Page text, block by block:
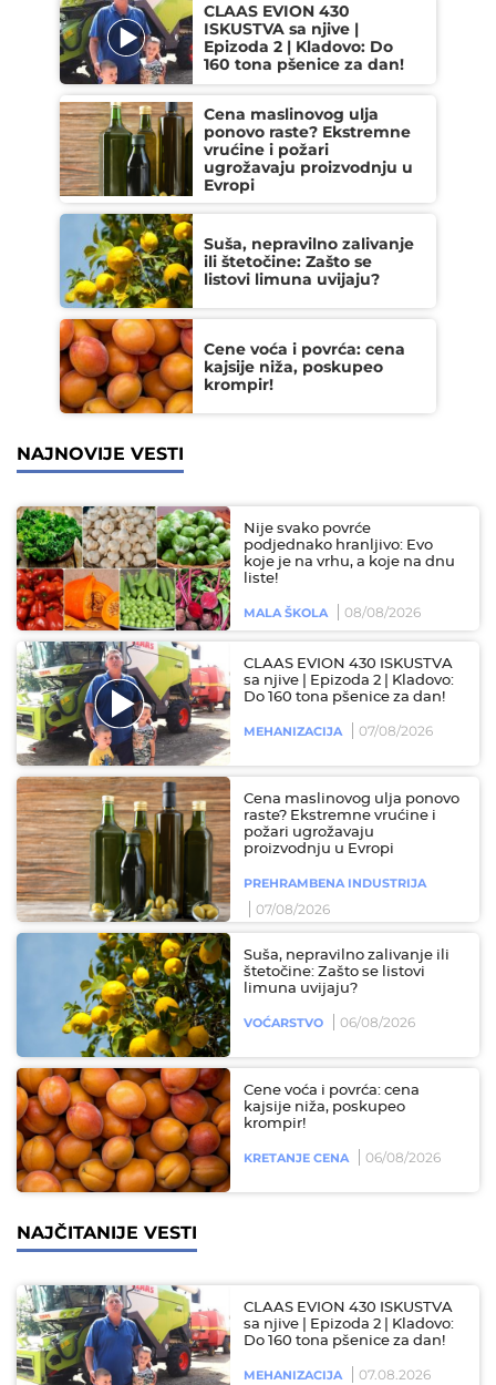
CLAAS EVION 430
ISKUSTVA sa njive |
Epizoda 2 | Kladovo: Do
160 tona pšenice za dan!
Cena maslinovog ulja
ponovo raste? Ekstremne
vrućine i požari
ugrožavaju proizvodnju u
Evropi
Suša, nepravilno zalivanje
ili štetočine: Zašto se
listovi limuna uvijaju?
Cene voća i povrća: cena
kajsije niža, poskupeo
krompir!
NAJNOVIJE VESTI
Nije svako povrće
podjednako hranljivo: Evo
koje je na vrhu, a koje na dnu
liste!
MALA ŠKOLA 08/08/2026
CLAAS EVION 430 ISKUSTVA
sa njive | Epizoda 2 | Kladovo:
Do 160 tona pšenice za dan!
MEHANIZACIJA 07/08/2026
Cena maslinovog ulja ponovo
raste? Ekstremne vrućine i
požari ugrožavaju
proizvodnju u Evropi
PREHRAMBENA INDUSTRIJA
07/08/2026
Suša, nepravilno zalivanje ili
štetočine: Zašto se listovi
limuna uvijaju?
VOĆARSTVO 06/08/2026
Cene voća i povrća: cena
kajsije niža, poskupeo
krompir!
KRETANJE CENA 06/08/2026
NAJČITANIJE VESTI
CLAAS EVION 430 ISKUSTVA
sa njive | Epizoda 2 | Kladovo:
Do 160 tona pšenice za dan!
MEHANIZACIJA 07.08.2026